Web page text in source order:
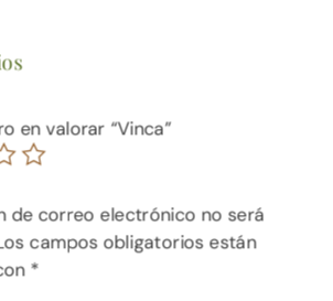
en valorar “Vinca”
de correo electrónico no será
campos obligatorios están
*